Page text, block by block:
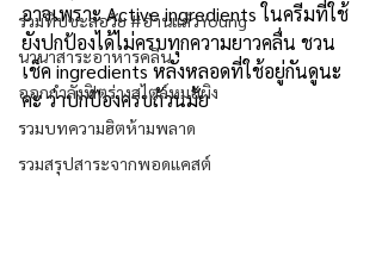
รวมทิปชะลอวัย #อ่านแล้วYoung
นานาสาระอาหารคลีน
ออกกำลังฟิตร่างสไตล์หมอผิง
รวมบทความฮิตห้ามพลาด
รวมสรุปสาระจากพอดแคสต์
อาจเพราะ Active ingredients ในครีมที่ใช้
ยังปกป้องได้ไม่ครบทุกความยาวคลื่น ชวน
เช็ค ingredients หลังหลอดที่ใช้อยู่กันดูนะ
คะ ว่าปกป้องครบถ้วนมั้ย